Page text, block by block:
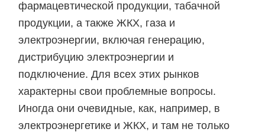
фармацевтической продукции, табачной
продукции, а также ЖКХ, газа и
электроэнергии, включая генерацию,
дистрибуцию электроэнергии и
подключение. Для всех этих рынков
характерны свои проблемные вопросы.
Иногда они очевидные, как, например, в
электроэнергетике и ЖКХ, и там не только